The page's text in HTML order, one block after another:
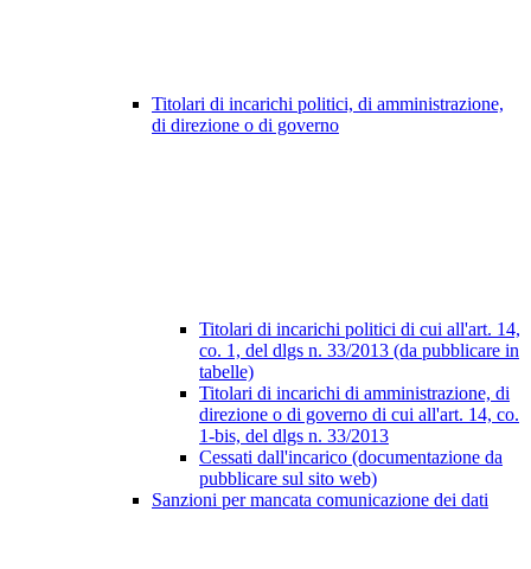
Titolari di incarichi politici, di amministrazione,
di direzione o di governo
Titolari di incarichi politici di cui all'art. 14,
co. 1, del dlgs n. 33/2013 (da pubblicare in
tabelle)
Titolari di incarichi di amministrazione, di
direzione o di governo di cui all'art. 14, co.
1-bis, del dlgs n. 33/2013
Cessati dall'incarico (documentazione da
pubblicare sul sito web)
Sanzioni per mancata comunicazione dei dati